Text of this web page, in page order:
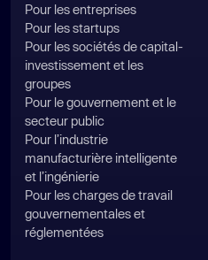
Pour les entreprises
Pour les startups
Pour les sociétés de capital-
investissement et les
groupes
Pour le gouvernement et le
secteur public
Pour l’industrie
manufacturière intelligente
et l’ingénierie
Pour les charges de travail
gouvernementales et
réglementées